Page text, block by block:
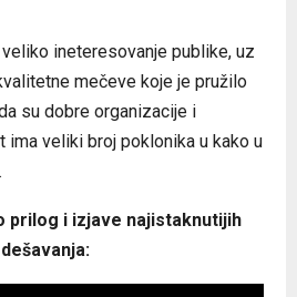
ineteresovanje publike, uz
mečeve koje je pružilo
su dobre organizacije i
ima veliki broj poklonika u kako u
prilog i izjave najistaknutijih